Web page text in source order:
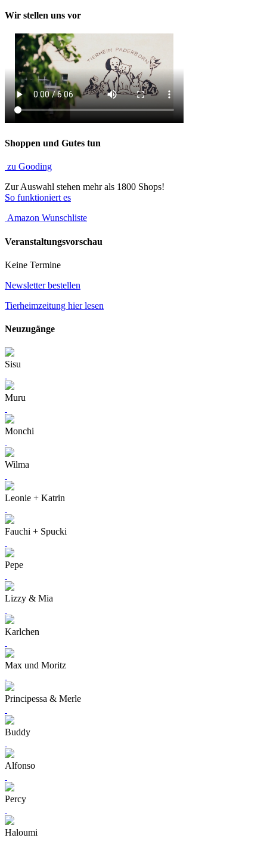
Wir stellen uns vor
Shoppen und Gutes tun
zu Gooding
Zur Auswahl stehen mehr als 1800 Shops!
So funktioniert es
Amazon Wunschliste
Veranstaltungsvorschau
Keine Termine
Newsletter bestellen
Tierheimzeitung hier lesen
Neuzugänge
Sisu
Muru
Monchi
Wilma
Leonie + Katrin
Fauchi + Spucki
Pepe
Lizzy & Mia
Karlchen
Max und Moritz
Principessa & Merle
Buddy
Alfonso
Percy
Haloumi